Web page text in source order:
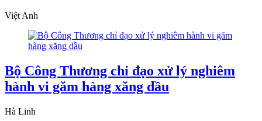
Việt Anh
Bộ Công Thương chỉ đạo xử lý nghiêm
hành vi găm hàng xăng dầu
Hà Linh